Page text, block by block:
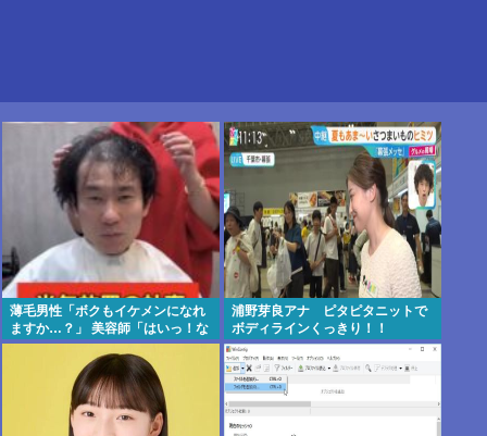
薄毛男性「ボクもイケメンになれ
ますか…？」 美容師「はいっ！な
れますよ 」
浦野芽良アナ ピタピタニットで
ボディラインくっきり！！